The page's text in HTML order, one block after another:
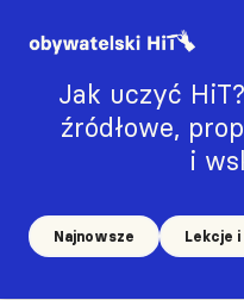
Jak uczyć
źródłowe,
i
Najnowsze Lekcje